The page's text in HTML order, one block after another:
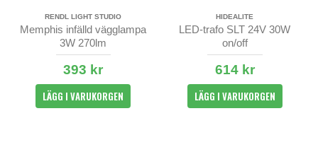
RENDL LIGHT STUDIO
Memphis infälld vägglampa
3W 270lm
393 kr
LÄGG I VARUKORGEN
HIDEALITE
LED-trafo SLT 24V 30W
on/off
614 kr
LÄGG I VARUKORGEN